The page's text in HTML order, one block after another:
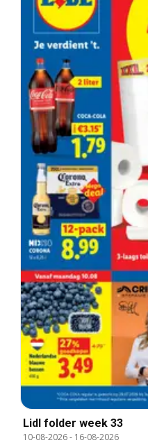
Lidl folder week 33
10-08-2026- 16-08-2026